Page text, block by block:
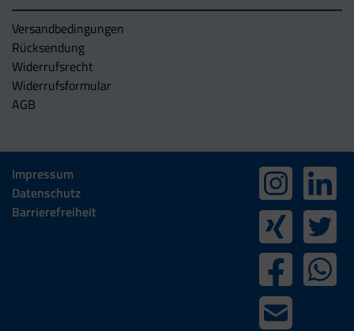
Versandbedingungen
Rücksendung
Widerrufsrecht
Widerrufsformular
AGB
Impressum
Datenschutz
Barrierefreiheit